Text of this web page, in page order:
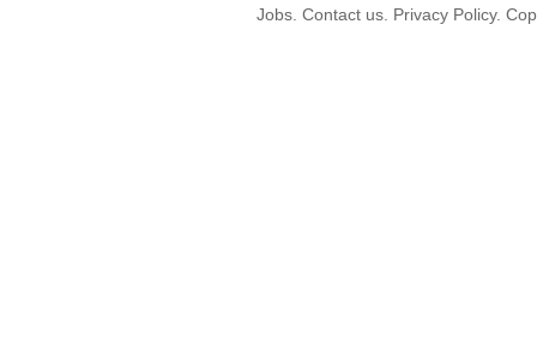
Jobs. Contact us. Privacy Policy.